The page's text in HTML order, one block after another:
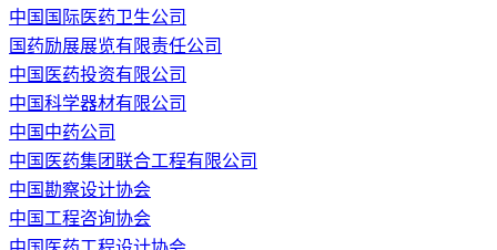
中国国际医药卫生公司
国药励展展览有限责任公司
中国医药投资有限公司
中国科学器材有限公司
中国中药公司
中国医药集团联合工程有限公司
中国勘察设计协会
中国工程咨询协会